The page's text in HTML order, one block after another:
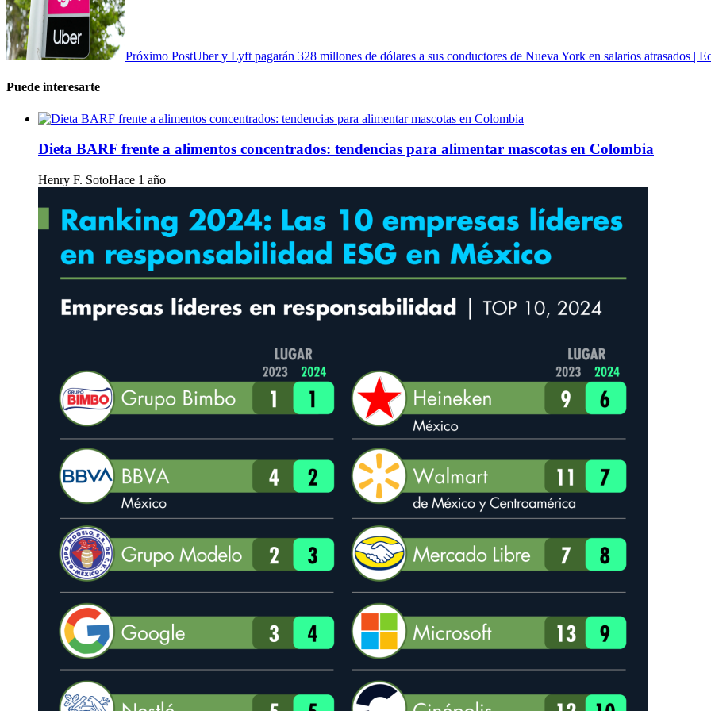
Próximo PostUber y Lyft pagarán 328 millones de dólares a sus conductores de Nueva York en salarios atrasados |
Puede interesarte
Dieta BARF frente a alimentos concentrados: tendencias para alimentar mascotas en Colombia
Henry F. SotoHace 1 año